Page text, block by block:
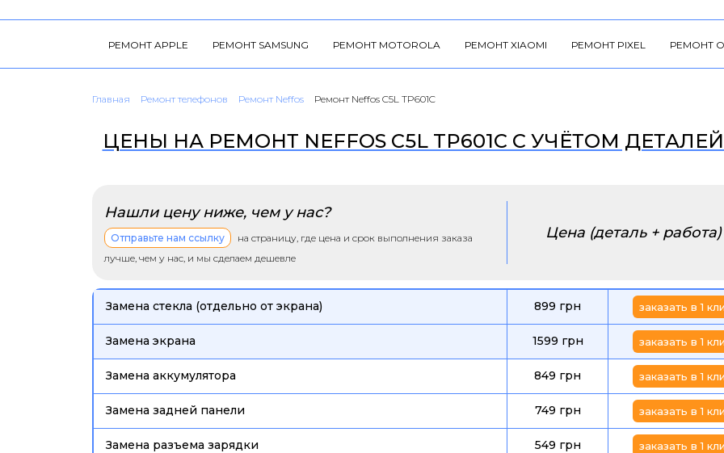
РЕМОНТ APPLE РЕМОНТ SAMSUNG РЕМОНТ MOTOROLA РЕМОНТ XIAOMI РЕМОНТ PIXEL РЕМОНТ
Главная Ремонт телефонов Ремонт Neffos Ремонт Neffos C5L TP601C
ЦЕНЫ НА РЕМОНТ NEFFOS C5L TP601C С УЧЁТОМ
Нашли цену ниже, чем у нас?
Отправьте нам ссылку
на страницу, где цена и срок выполнения заказа
лучше, чем у нас, и мы сделаем дешевле
Цена (деталь + работа)
Замена стекла (отдельно от экрана) 899 грн заказать в 1
Замена экрана 1599 грн заказать в 1
Замена аккумулятора 849 грн заказать в 1
Замена задней панели 749 грн заказать в 1
Замена разъема зарядки 549 грн заказать в 1